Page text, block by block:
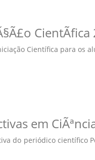
CientÃ­fica
Científica para os
em
do periódico científico